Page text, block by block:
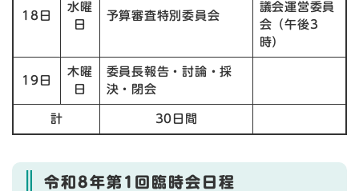
18日
水曜
日
予算審査特別委員会
議会運営委員
会（午後3
時）
19日
​木曜
日
委員長報告・討論・採
決・閉会
計 30日間
令和8年第1回臨時会日程